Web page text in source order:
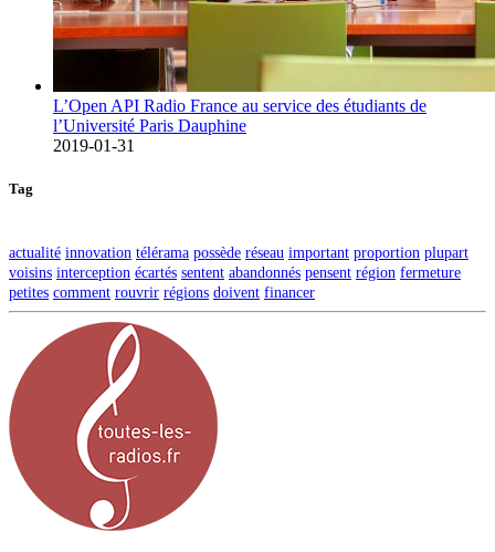
L’Open API Radio France au service des étudiants de
l’Université Paris Dauphine
2019-01-31
Tag
actualité innovation télérama possède réseau important proportion plupart
voisins interception écartés sentent abandonnés pensent région fermeture
petites comment rouvrir régions doivent financer